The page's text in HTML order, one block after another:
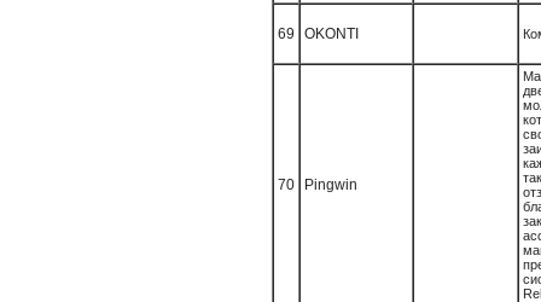
69 OKONTI
70 Pingwin